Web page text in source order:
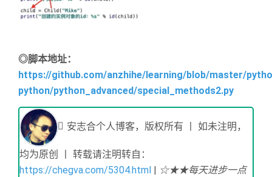
◎脚本地址：
https://github.com/anzhihe/learning/blob/master/
python/python_advanced/special_methods2.py
安志合个人博客，版权所有 丨 如未注明，
均为原创 丨 转载请注明转自：
https://chegva.com/5304.html
☆★★每天进步一点